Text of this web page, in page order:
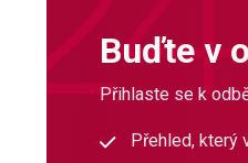
Buďte v
Přihlaste se k
Přehled, který